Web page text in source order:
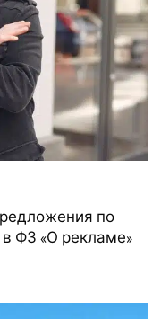
по
ФЗ «О рекламе»